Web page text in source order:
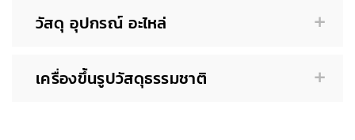
วัสดุ อุปกรณ์ อะไหล่
เครื่องขึ้นรูปวัสดุธรรมชาติ